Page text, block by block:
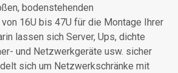
bodenstehenden
16U bis 47U für die Montage Ihrer
lassen sich Server, Ups, dichte
und Netzwerkgeräte usw. sicher
sich um Netzwerkschränke mit